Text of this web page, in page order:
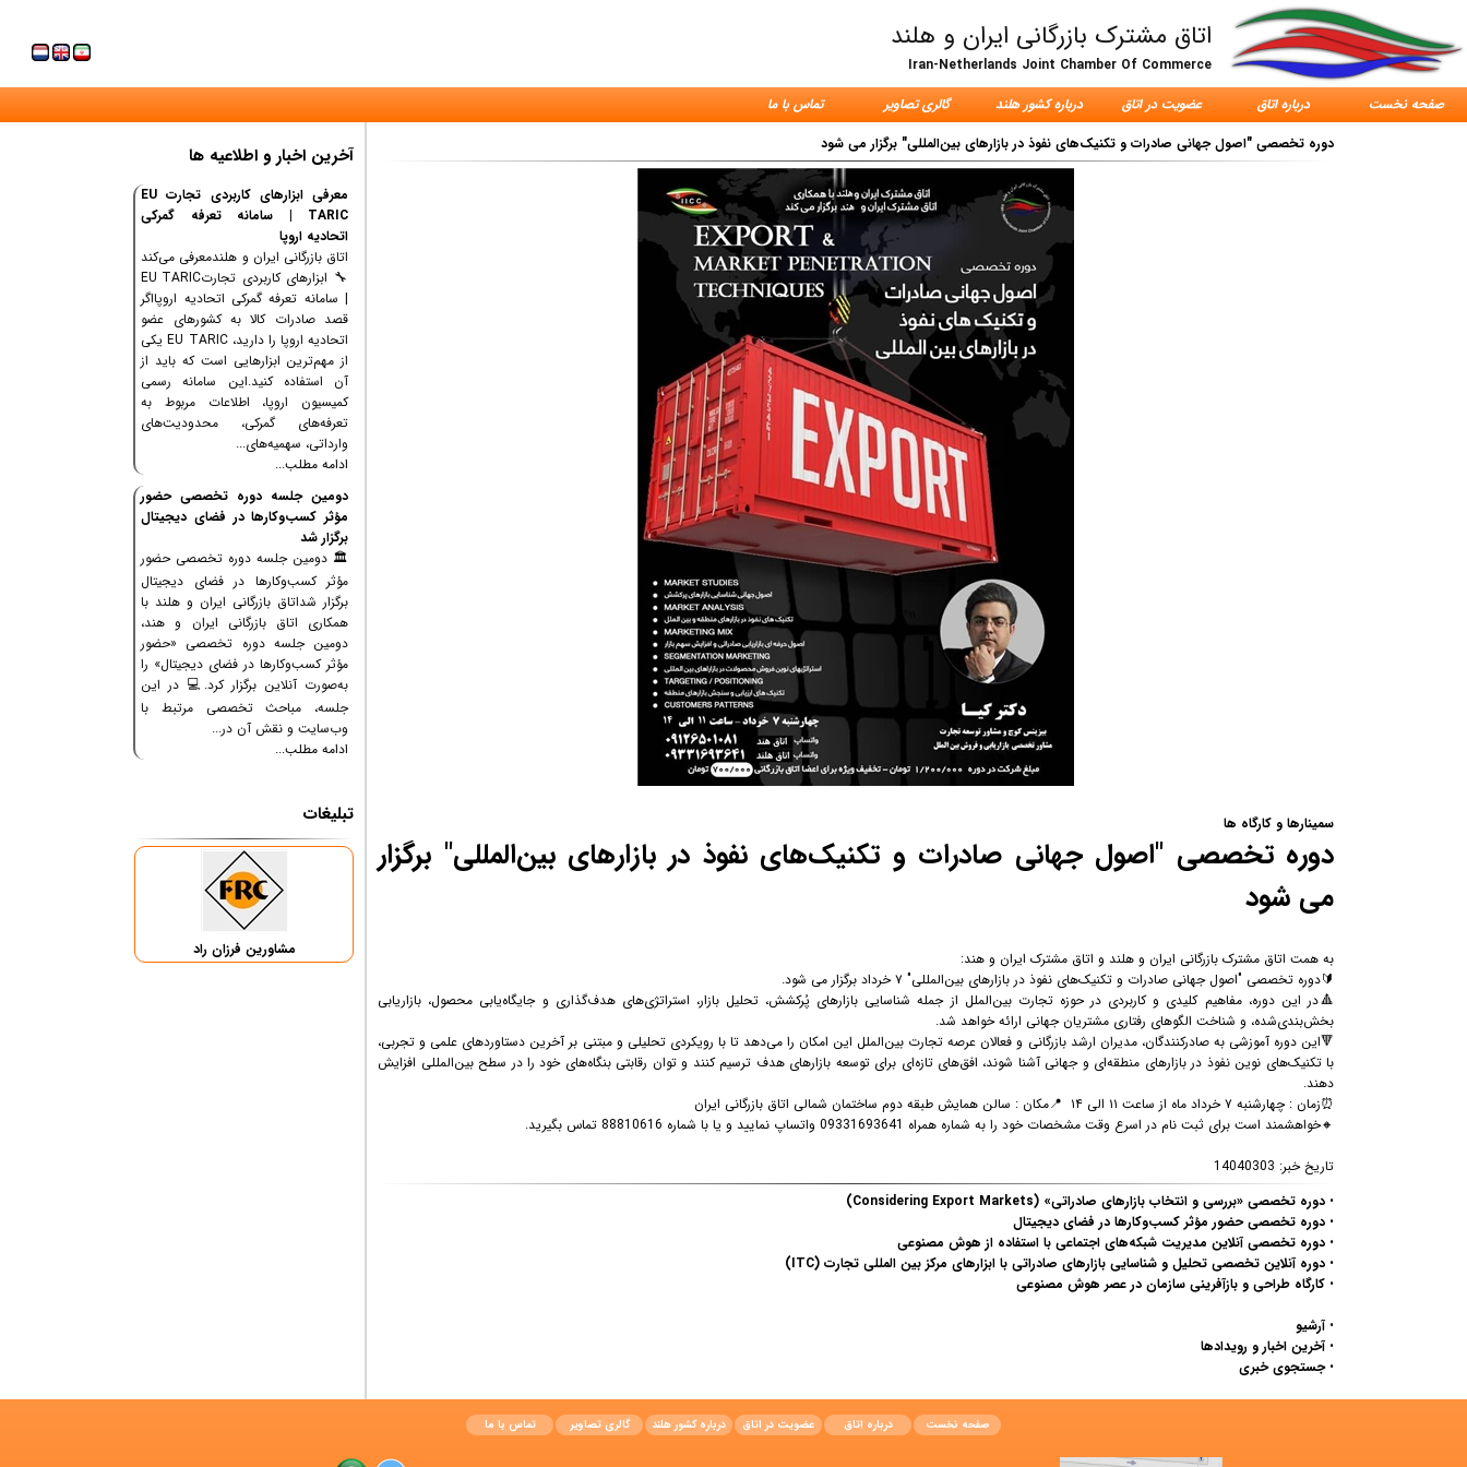
اتاق مشترک بازرگانی ایران و هلند
Iran-Netherlands Joint Chamber Of Commerce
صفحه نخست
درباره اتاق عضویت در اتاق درباره کشور هلند گالری تصاویر
تماس با ما
دوره تخصصی "اصول جهانی صادرات و تکنیک‌های نفوذ در بازارهای بین‌المللی" برگزار می شود
سمینارها و کارگاه ها
دوره تخصصی "اصول جهانی صادرات و تکنیک‌های نفوذ در بازارهای بین‌المللی" برگزار
می شود
به همت اتاق مشترک بازرگانی ایران و هلند و اتاق مشترک ایران و هند:
🔰دوره تخصصی "اصول جهانی صادرات و تکنیک‌های نفوذ در بازارهای بین‌المللی" ۷ خرداد برگزار می شود.
🔺در این دوره، مفاهیم کلیدی و کاربردی در حوزه تجارت بین‌الملل از جمله شناسایی بازارهای پُرکشش، تحلیل بازار، استراتژی‌های هدف‌گذاری و جایگاه‌یابی محصول، بازاریابی
بخش‌بندی‌شده، و شناخت الگوهای رفتاری مشتریان جهانی ارائه خواهد شد.
🔻این دوره آموزشی به صادرکنندگان، مدیران ارشد بازرگانی و فعالان عرصه تجارت بین‌الملل این امکان را می‌دهد تا با رویکردی تحلیلی و مبتنی بر آخرین دستاوردهای علمی و تجربی،
با تکنیک‌های نوین نفوذ در بازارهای منطقه‌ای و جهانی آشنا شوند، افق‌های تازه‌ای برای توسعه بازارهای هدف ترسیم کنند و توان رقابتی بنگاه‌های خود را در سطح بین‌المللی افزایش
دهند.
⏰زمان : چهارشنبه ۷ خرداد ماه از ساعت ۱۱ الی ۱۴
📍مکان : سالن همایش طبقه دوم ساختمان شمالی اتاق بازرگانی ایران
🔸خواهشمند است برای ثبت نام در اسرع وقت مشخصات خود را به شماره همراه 09331693641 واتساپ نمایید و یا با شماره 88810616 تماس بگیرید.
تاریخ خبر: 14040303
• دوره تخصصی «بررسی و انتخاب بازارهای صادراتی» (Considering Export Markets)
• دوره تخصصی حضور مؤثر کسب‌وکارها در فضای دیجیتال
• دوره تخصصی آنلاین مدیریت شبکه‌های اجتماعی با استفاده از هوش مصنوعی
• دوره آنلاین تخصصی تحلیل و شناسایی بازارهای صادراتی با ابزارهای مرکز بین المللی تجارت (ITC)
• کارگاه طراحی و بازآفرینی سازمان در عصر هوش مصنوعی
• آرشیو
• آخرین اخبار و رویدادها
•جستجوی خبری
آخرین اخبار و اطلاعیه ها
معرفی ابزارهای کاربردی تجارت EU
TARIC | سامانه تعرفه گمرکی
اتحادیه اروپا
اتاق بازرگانی ایران و هلندمعرفی می‌کند
🔧 ابزارهای کاربردی تجارتEU TARIC
| سامانه تعرفه گمرکی اتحادیه اروپااگر
قصد صادرات کالا به کشورهای عضو
اتحادیه اروپا را دارید، EU TARIC یکی
از مهم‌ترین ابزارهایی است که باید از
آن استفاده کنید.این سامانه رسمی
کمیسیون اروپا، اطلاعات مربوط به
تعرفه‌های گمرکی، محدودیت‌های
وارداتی، سهمیه‌های...
ادامه مطلب...
دومین جلسه دوره تخصصی حضور
مؤثر کسب‌وکارها در فضای دیجیتال
برگزار شد
🏛 دومین جلسه دوره تخصصی حضور
مؤثر کسب‌وکارها در فضای دیجیتال
برگزار شداتاق بازرگانی ایران و هلند با
همکاری اتاق بازرگانی ایران و هند،
دومین جلسه دوره تخصصی «حضور
مؤثر کسب‌وکارها در فضای دیجیتال» را
به‌صورت آنلاین برگزار کرد.💻 در این
جلسه، مباحث تخصصی مرتبط با
وب‌سایت و نقش آن در...
ادامه مطلب...
تبلیغات
مشاورین فرزان راد
صفحه نخست درباره اتاق عضویت در اتاق درباره کشور هلند گالری تصاویر تماس با ما